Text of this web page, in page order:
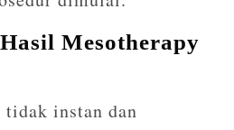
Mesotherapy
tidak instan dan